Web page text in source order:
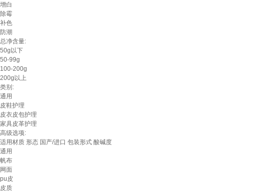
增白
除霉
补色
防潮
总净含量:
50g以下
50-99g
100-200g
200g以上
类别:
通用
皮鞋护理
皮衣皮包护理
家具皮革护理
高级选项:
适用材质 形态 国产/进口 包装形式 酸碱度
通用
帆布
网面
pu皮
皮质